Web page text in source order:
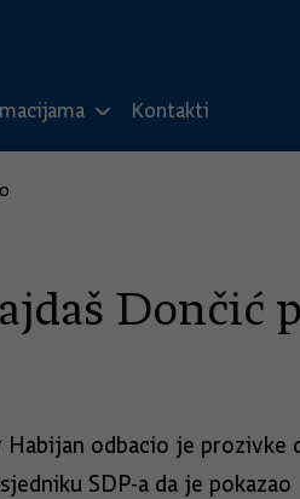
Kontakti
Dončić
odbacio je prozivke
SDP-a da je pokazao